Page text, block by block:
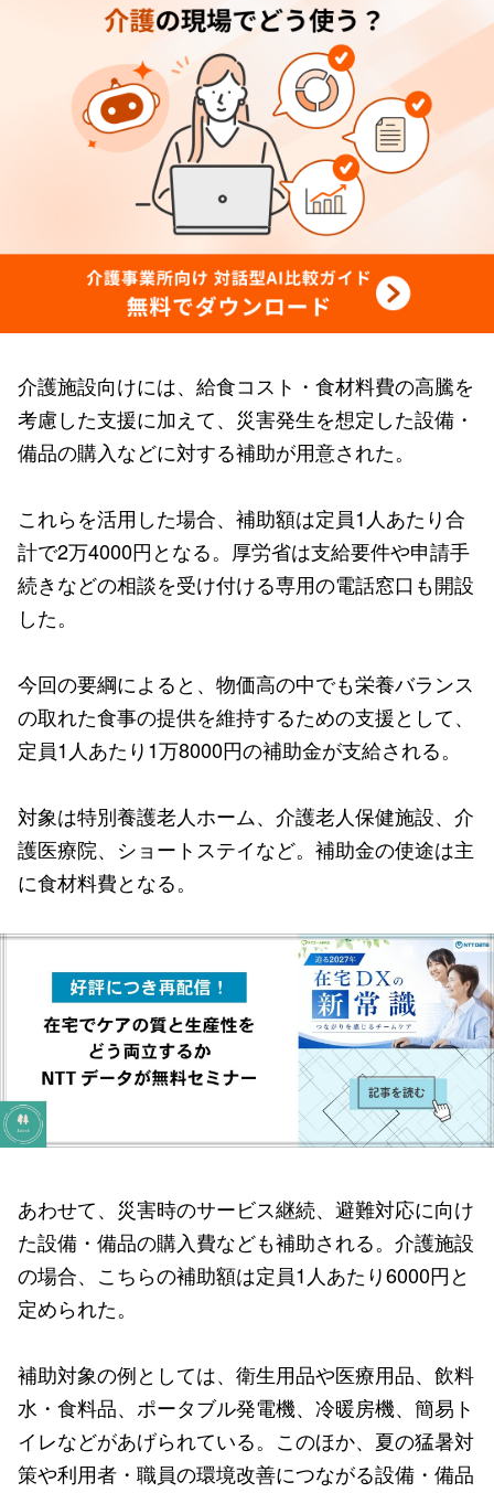
介護施設向けには、給食コスト・食材料費の高騰を
考慮した支援に加えて、災害発生を想定した設備・
備品の購入などに対する補助が用意された。
これらを活用した場合、補助額は定員1人あたり合
計で2万4000円となる。厚労省は支給要件や申請手
続きなどの相談を受け付ける専用の電話窓口も開設
した。
今回の要綱によると、物価高の中でも栄養バランス
の取れた食事の提供を維持するための支援として、
定員1人あたり1万8000円の補助金が支給される。
対象は特別養護老人ホーム、介護老人保健施設、介
護医療院、ショートステイなど。補助金の使途は主
に食材料費となる。
あわせて、災害時のサービス継続、避難対応に向け
た設備・備品の購入費なども補助される。介護施設
の場合、こちらの補助額は定員1人あたり6000円と
定められた。
補助対象の例としては、衛生用品や医療用品、飲料
水・食料品、ポータブル発電機、冷暖房機、簡易ト
イレなどがあげられている。このほか、夏の猛暑対
策や利用者・職員の環境改善につながる設備・備品